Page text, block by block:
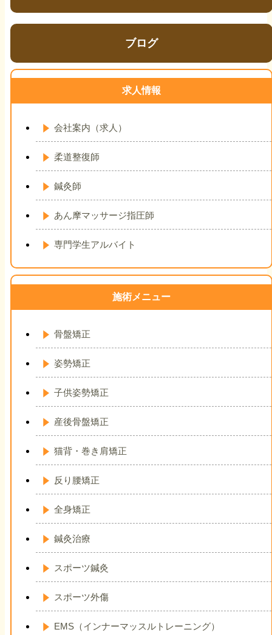
ブログ
求人情報
会社案内（求人）
柔道整復師
鍼灸師
あん摩マッサージ指圧師
専門学生アルバイト
施術メニュー
骨盤矯正
姿勢矯正
子供姿勢矯正
産後骨盤矯正
猫背・巻き肩矯正
反り腰矯正
全身矯正
鍼灸治療
スポーツ鍼灸
スポーツ外傷
EMS（インナーマッスルトレーニング）